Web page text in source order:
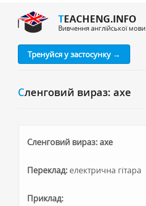
TEACHENG.INFO
Вивчення англійської мови
Тренуйся у застосунку →
Сленговий вираз: axe
Сленговий вираз: axe
Переклад: електрична гітара
Приклад: